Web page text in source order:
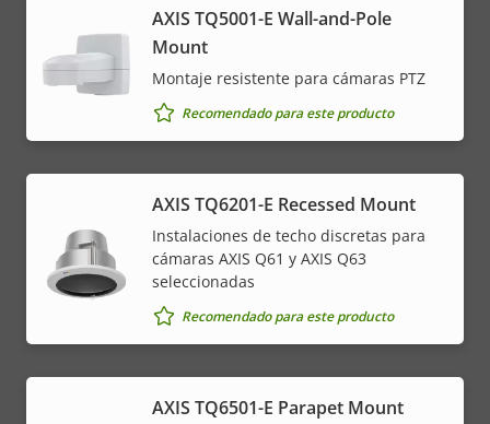
AXIS TQ5001-E Wall-and-Pole
Mount
Montaje resistente para cámaras PTZ
Recomendado para este producto
AXIS TQ6201-E Recessed Mount
Instalaciones de techo discretas para
cámaras AXIS Q61 y AXIS Q63
seleccionadas
Recomendado para este producto
AXIS TQ6501-E Parapet Mount